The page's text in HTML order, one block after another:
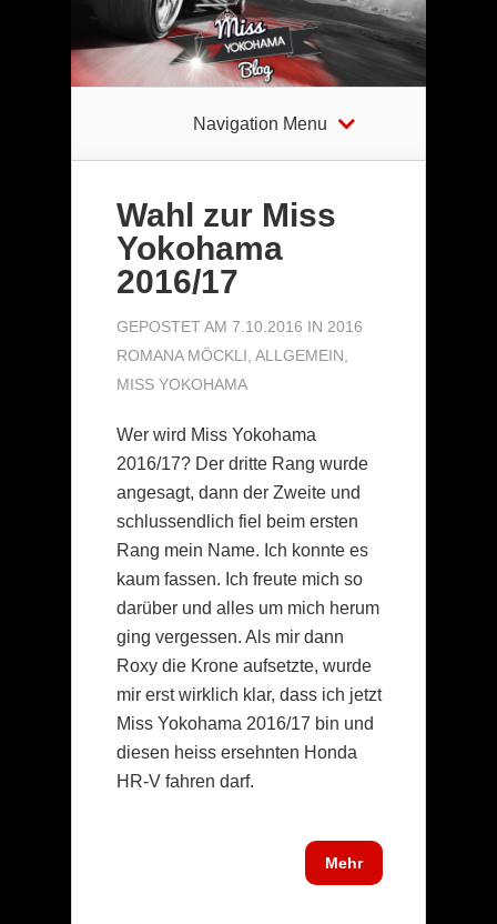
Navigation Menu
Wahl zur Miss
Yokohama
2016/17
GEPOSTET AM 7.10.2016 IN 2016
ROMANA MÖCKLI ALLGEMEIN
MISS YOKOHAMA
Wer wird Miss Yokohama
2016/17? Der dritte Rang wurde
angesagt, dann der Zweite und
schlussendlich fiel beim ersten
Rang mein Name. Ich konnte es
kaum fassen. Ich freute mich so
darüber und alles um mich herum
ging vergessen. Als mir dann
Roxy die Krone aufsetzte, wurde
mir erst wirklich klar, dass ich jetzt
Miss Yokohama 2016/17 bin und
diesen heiss ersehnten Honda
HR-V fahren darf.
Mehr